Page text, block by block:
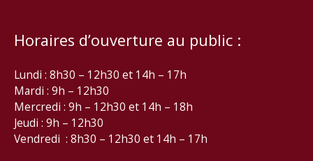
Horaires d’ouverture au public :
Lundi : 8h30 – 12h30 et 14h – 17h
Mardi : 9h – 12h30
Mercredi : 9h – 12h30 et 14h – 18h
Jeudi : 9h – 12h30
Vendredi : 8h30 – 12h30 et 14h – 17h